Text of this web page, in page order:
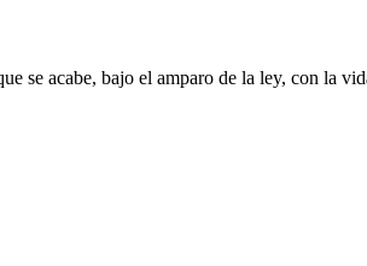
se acabe, bajo el amparo de la ley, con la